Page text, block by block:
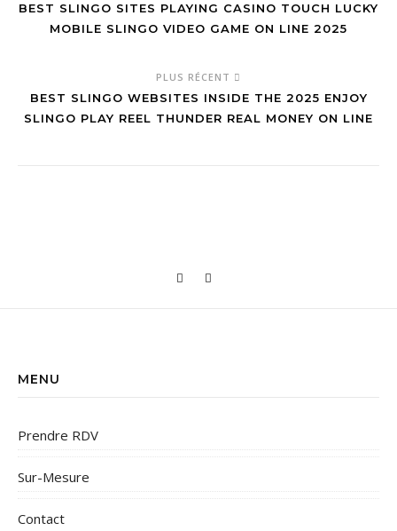
BEST SLINGO SITES PLAYING CASINO TOUCH LUCKY
MOBILE SLINGO VIDEO GAME ON LINE 2025
PLUS RÉCENT
BEST SLINGO WEBSITES INSIDE THE 2025 ENJOY
SLINGO PLAY REEL THUNDER REAL MONEY ON LINE
MENU
Prendre RDV
Sur-Mesure
Contact